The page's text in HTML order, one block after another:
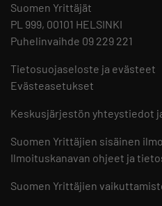
Suomen Yrittäjät
PL 999, 00101 HELSINKI
Puhelinvaihde 09 229 221
Tietosuojaseloste ja evästeet
Evästeasetukset
Keskusjärjestön yhteystiedot
Suomen Yrittäjien sisäinen
Ilmoituskanavan ohjeet ja
Suomen Yrittäjien